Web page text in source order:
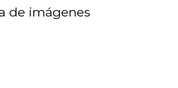
de imágenes